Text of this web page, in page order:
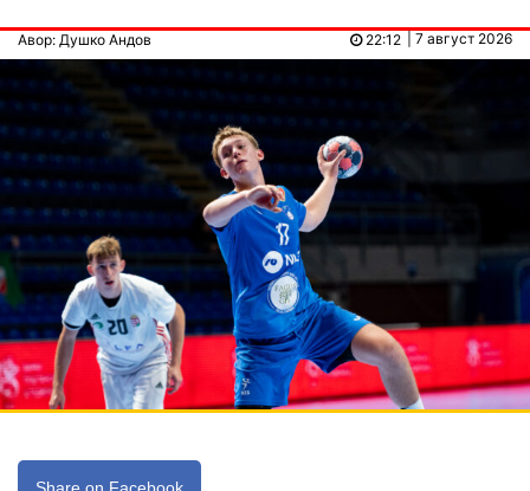
Авор: Душко Андов | 7 август 2026
22:12